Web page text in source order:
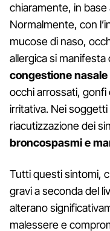
chiaramente, in base
Normalmente, con
mucose di naso,
allergica si manifesta
congestione nasale
occhi arrossati,
irritativa. Nei
riacutizzazione dei
broncospasmi e
Tutti questi sintomi,
gravi a seconda del
alterano
malessere e